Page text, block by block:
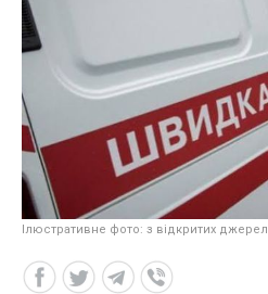
Ілюстративне фото: з відкритих джерел